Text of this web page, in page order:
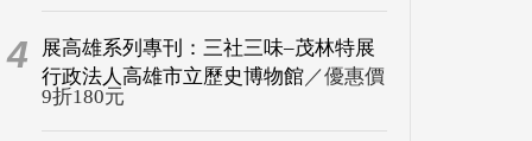
4
展高雄系列專刊：三社三味–茂林特展
行政法人高雄市立歷史博物館／優惠價
9折180元